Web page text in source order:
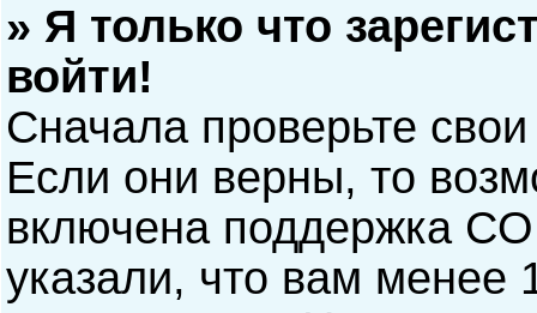
» Я только что
войти!
Сначала проверьте
Если они верны, то
включена поддержка
указали, что вам менее